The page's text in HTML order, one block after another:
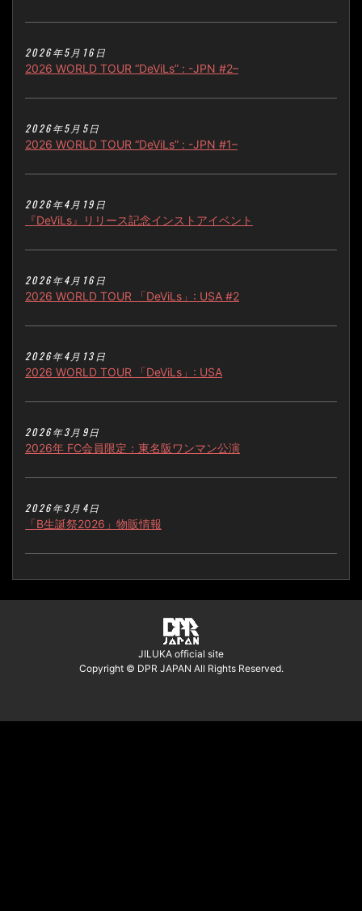
2026年5月16日
2026 WORLD TOUR “DeViLs” : -JPN #2–
2026年5月5日
2026 WORLD TOUR “DeViLs” : -JPN #1–
2026年4月19日
『DeViLs』リリース記念インストアイベント
2026年4月16日
2026 WORLD TOUR 「DeViLs」: USA #2
2026年4月13日
2026 WORLD TOUR 「DeViLs」: USA
2026年3月9日
2026年 FC会員限定：東名阪ワンマン公演
2026年3月4日
「B生誕祭2026」物販情報
JILUKA official site
Copyright © DPR JAPAN All Rights Reserved.